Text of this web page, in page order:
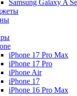
Samsung Galaxy A
iPhone 17 Pro Max
iPhone 17 Pro
iPhone Air
iPhone 17
iPhone 16 Pro Max